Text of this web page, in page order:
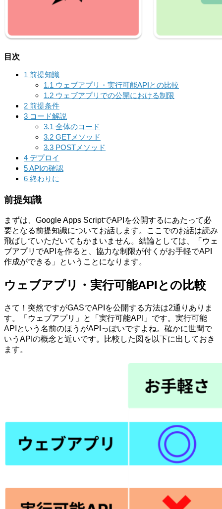
目次
1 前提知識
1.1 ウェブアプリ・実行可能APIとの比較
1.2 ウェブアプリでの公開における制限
2 前提条件
3 コード解説
3.1 全体のコード
3.2 GETメソッド
3.3 POSTメソッド
4 デプロイ
5APIの確認
6 終わりに
前提知識
まずは、Google Apps ScriptでAPIを公開するにあたって必
要となる前提知識についてお話します。ここでのお話は読み
飛ばしていただいてもかまいません。結論としては、「ウェ
ブアプリでAPIを作ると、協力な制限が付くがお手軽でAPI
作成ができる」ということになります。
ウェブアプリ・実行可能APIとの比較
さて！突然ですがGASでAPIを公開する方法は2通りありま
す。「ウェブアプリ」と「実行可能API」です。実行可能
APIという名前のほうがAPIっぽいですよね。確かに世間で
いうAPIの概念と近いです。比較した図を以下に出しておき
ます。